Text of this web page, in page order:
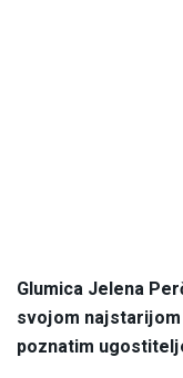
Glumica Jelena
svojom
poznatim